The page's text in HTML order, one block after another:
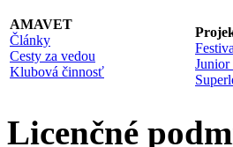
AMAVET
Články
Cesty za vedou
Klubová činnosť
Junior
Licenčné